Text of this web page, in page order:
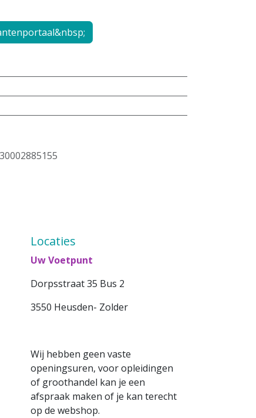
Locaties
Uw Voetpunt
Dorpsstraat 35 Bus 2
3550 Heusden- Zolder
Wij hebben geen vaste
openingsuren, voor opleidingen
of groothandel kan je een
afspraak maken of je kan terecht
op de webshop.